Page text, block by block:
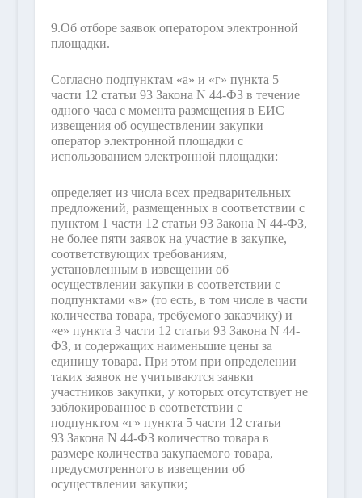
9.Об отборе заявок оператором электронной
площадки.
Согласно подпунктам «а» и «г» пункта 5
части 12 статьи 93 Закона N 44-ФЗ в течение
одного часа с момента размещения в ЕИС
извещения об осуществлении закупки
оператор электронной площадки с
использованием электронной площадки:
определяет из числа всех предварительных
предложений, размещенных в соответствии с
пунктом 1 части 12 статьи 93 Закона N 44-ФЗ,
не более пяти заявок на участие в закупке,
соответствующих требованиям,
установленным в извещении об
осуществлении закупки в соответствии с
подпунктами «в» (то есть, в том числе в части
количества товара, требуемого заказчику) и
«е» пункта 3 части 12 статьи 93 Закона N 44-
ФЗ, и содержащих наименьшие цены за
единицу товара. При этом при определении
таких заявок не учитываются заявки
участников закупки, у которых отсутствует не
заблокированное в соответствии с
подпунктом «г» пункта 5 части 12 статьи
93 Закона N 44-ФЗ количество товара в
размере количества закупаемого товара,
предусмотренного в извещении об
осуществлении закупки;